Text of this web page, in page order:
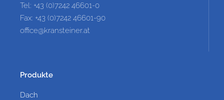
Tel: +43 (0)7242 46601-0
Fax: +43 (0)7242 46601-90
office@kransteiner.at
Produkte
Dach